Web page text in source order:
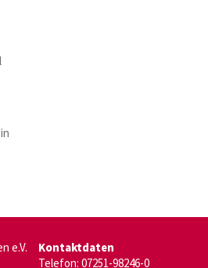
e.V.
Kontaktdaten
Telefon: 07251-98246-0